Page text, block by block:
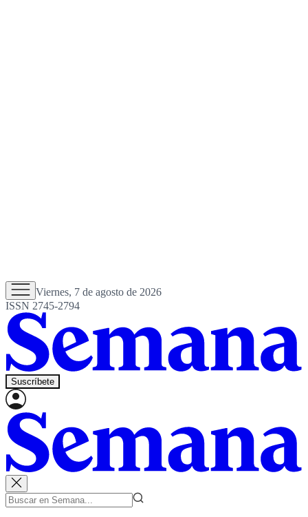
Viernes, 7 de agosto de 2026
ISSN 2745-2794
Suscríbete